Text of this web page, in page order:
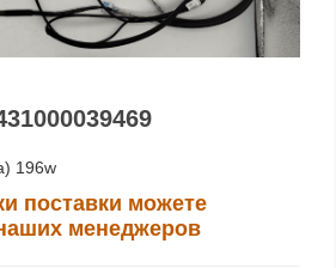
196w
поставки можете
менеджеров